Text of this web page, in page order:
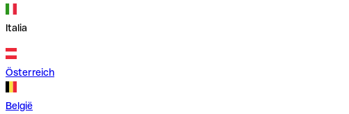
Italia
Österreich
België